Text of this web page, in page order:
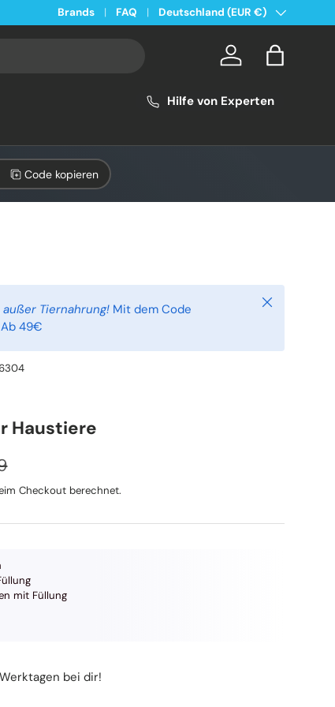
Kostenloser Versand ab 49€ in Deutschland
Brands FAQ Land/Region
Deutschland (EUR €)
Konto
Hilfe von Experten
Code kopieren
außer Tiernahrung! Mit dem Code
Ab 49€
Schließen
Haustiere
Preis
Checkout berechnet.
mit Füllung
bei dir!